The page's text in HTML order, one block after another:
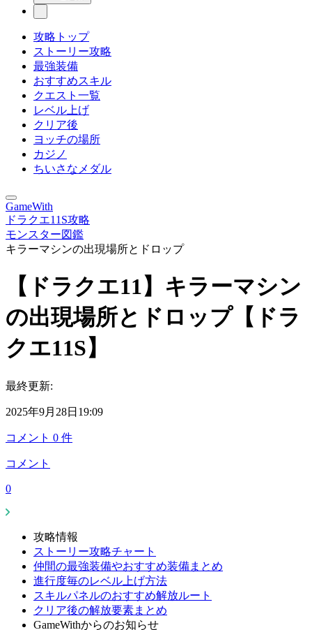
攻略トップ
ストーリー攻略
最強装備
おすすめスキル
クエスト一覧
レベル上げ
クリア後
ヨッチの場所
カジノ
ちいさなメダル
GameWith
ドラクエ11S攻略
モンスター図鑑
キラーマシンの出現場所とドロップ
【ドラクエ11】キラーマシン
の出現場所とドロップ【ドラ
クエ11S】
最終更新:
2025年9月28日19:09
コメント 0 件
コメント
0
攻略情報
ストーリー攻略チャート
仲間の最強装備やおすすめ装備まとめ
進行度毎のレベル上げ方法
スキルパネルのおすすめ解放ルート
クリア後の解放要素まとめ
GameWithからのお知らせ